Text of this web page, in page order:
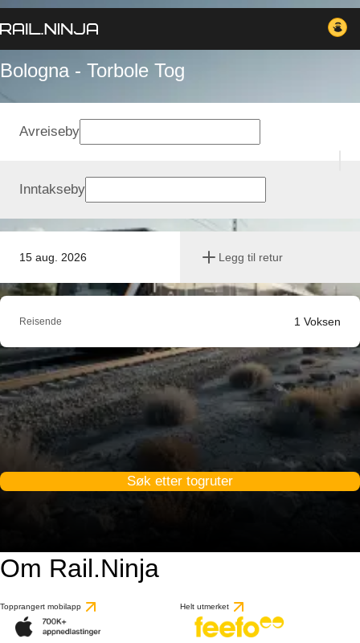
Bologna - Torbole Tog
15 aug. 2026 Legg til retur
Avreiseby
Inntakseby
Reisende 1 Voksen
Søk etter togruter
Om Rail.Ninja
Topprangert mobilapp Helt utmerket